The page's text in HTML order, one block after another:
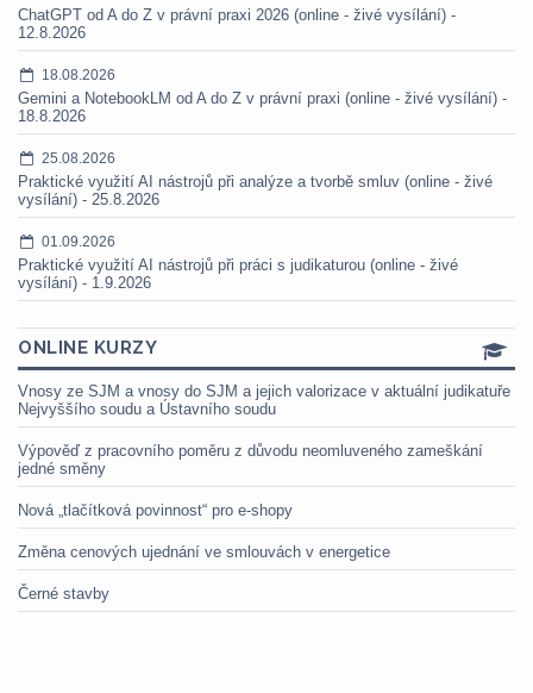
ChatGPT od A do Z v právní praxi 2026 (online - živé vysílání) -
12.8.2026
18.08.2026
Gemini a NotebookLM od A do Z v právní praxi (online - živé vysílání) -
18.8.2026
25.08.2026
Praktické využití AI nástrojů při analýze a tvorbě smluv (online - živé
vysílání) - 25.8.2026
01.09.2026
Praktické využití AI nástrojů při práci s judikaturou (online - živé
vysílání) - 1.9.2026
ONLINE KURZY
Vnosy ze SJM a vnosy do SJM a jejich valorizace v aktuální judikatuře
Nejvyššího soudu a Ústavního soudu
Výpověď z pracovního poměru z důvodu neomluveného zameškání
jedné směny
Nová „tlačítková povinnost“ pro e-shopy
Změna cenových ujednání ve smlouvách v energetice
Černé stavby